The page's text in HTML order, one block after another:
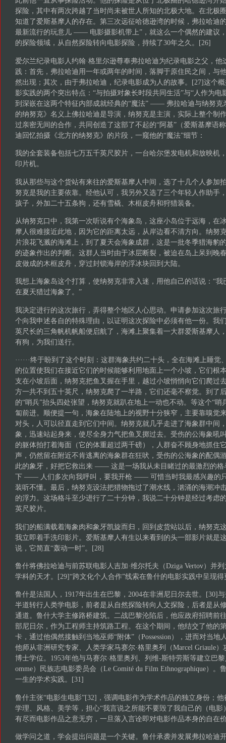
探险，其中有两次跨越了当时尚未被世人所知的北极大地。在北极
知道了爱斯基摩人的存在。第三次远征哈德逊湾的时候，弗拉哈迪
最新流行的玩意儿 —— 电影摄影机带上”，就这么一个偶然的建议
的探险领域，从自然探险转向电影探险，持续了30年之久。[26]
爱尔兰纪录电影人约翰·格里尔逊尊奉弗拉哈迪为纪录电影之父，他
践：首先，弗拉哈迪用一年或两年的时间，落脚于原住民之间，与
然出现；其次，由于弗拉哈迪，纪录电影成为人的故事。[27]这个
影实践的两个突出特点：“与拍摄对象长时段共同生活”与“人作为电
到深嵌在这两个特征内部成就经典的“魔法” —— 弗拉哈迪与纳努克
的纳努克》名义上佛拉哈迪是导演，纳努克是主演，实际上整个制
过亲密无间的合作，共同创造了这部了不起的“阿基”（爱斯基摩语
迪回忆拍摄《北方的纳努克》的片段，一窥他的“魔法”细节：
我的全套装备包括七万五千英尺胶片，一台哈尔堡发电机和放映机
印片机。
我从那些与这个货站有来往的爱斯基摩人中间，选了十几个人参加
努克是我的主要依靠。经他认可，我另外又选了三个年轻人作助手
孩子，外加二十五条狗，还有雪橇、木框皮舟和狩猎装备。
从纳努克口中，我第一次听说有个海象岛，这座小岛位于远海，在
摩人很难接近此地，因为它的距离太远，从岸边看不清方向。纳努
片浪花飞溅的海滩上，到了夏天会海象成群，这是一批冬季猎海豹
的迹象作出的判断。这群人当时由于冰层断裂，被迫在岛上呆到晚
皮做成的木框皮舟，穿过封锁海岸的浮冰块回到大陆。
我想上海象岛这个打算，使纳努克非常入迷，用他自己的话说：“
在夏天猎过海象了。”
我决定进行的这次旅行，弄得整个地区人心思动。申请参加这次旅
个向我申述各自的特殊理由，以证明这次探险中必须有他一份。我
英尺长的三角帆机帆船便启航了，海滩上聚集着一大群爱斯基摩人
有狗，为我们送行。
······终于盼到了这个时刻：这群海象共约二十头，全在海滩上睡
的位置使我们在接近它们的时候能够利用地面上一个小坡，它们根
支在小坡后面，纳努克把鱼叉握在手里，越过小坡悄悄向它们爬过
方一共不到五十英尺，纳努克爬了一半路，它们还毫不察觉。到了
的“哨兵”抬头四处张望，纳努克就趴在地上一动也不动。等这个“哨
匐前进。顺便提一句，海象在陆地上的视野十分狭窄，主要靠嗅觉
对头，人可以径直走到它们中间。纳努克就几乎走进了海象群中间
象，迅速站起身来，使尽全身力气把鱼叉掷过去。受伤的公海象吼
的躯体拍打着海面（它的体重超过两千磅），人群奋不顾身地抓住
声，仍然留在附近不肯逃离的海象群在狂吠，受伤的公海象的配偶
此的象牙，好把它救出来 —— 这是一场我从未目睹过的最激烈的格
下 —— 人们多次向我呼叫，要我开枪 —— 可惜当时我最感兴趣的
装听不懂。最后，纳努克设法把猎物拖过了潮水线，汹涌的海潮冲
的浮力。这场格斗至少进行了二十分钟，我说二十分钟是经过考虑
英尺胶片。
我们的船满载着海象肉和象牙凯旋而归，回到皮货站以后，纳努克
我立即着手洗印影片。爱斯基摩人有生以来看到的头一部影片就是
说，它简直“轰动一时”。[28]
鲁什将佛拉哈迪与前苏联电影人吉加·维尔托夫（Dziga Vertov）并
学科的天才。[29]“跨文化个人合作”线索在鲁什的电影实践中呈现
鲁什是法国人，1917年出生在巴黎，2004在非洲尼日尔去世。[30]
半道转行人类学电影，前者是从自然探险转向人文探险，后者是从
通道。鲁什大学主修路桥建筑。二战巴黎沦陷后，他应政府招聘前
部尼日尔，作为工程师主持筑路工程。在这个期间，他结交了他的
卡，通过他偶然接触到当地巫师“附体”（Possession），进而对当地
他师从非洲研究专家、人类学家马赛尔·格里奥列（Marcel Griaule
博士学位。1953年他与马赛尔·格里奥列、列维-斯特劳斯等建立巴
omme）民族志电影委员会（Le Comité du Film Ethnographique）。
一生的学术实践。[31]
鲁什主张“电影生电影”[32]，强调电影作为学术作品的独立身份；
学理、风格、美学等，担心“我言说之所能不要毁了我自己的（电影
有尽而电影作品之意无穷，一旦落入言诠即对电影作品本身的自在
做学问之道，学会提出问题是一个关键。鲁什承袭并发展弗拉哈迪